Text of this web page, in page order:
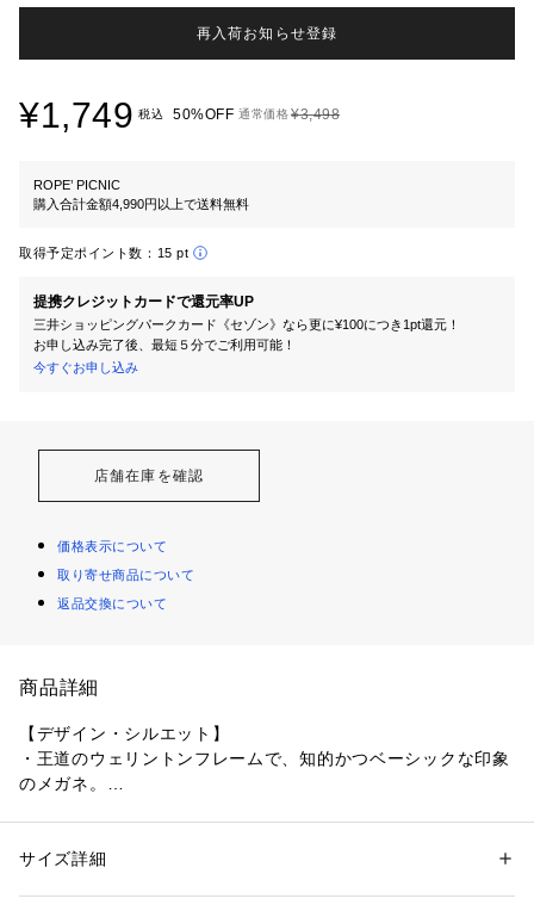
再入荷お知らせ登録
¥1,749 税込 50%OFF 通常価格¥3,498
ROPE’ PICNIC
購入合計金額4,990円以上で送料無料
取得予定ポイント数： 15 pt
提携クレジットカードで還元率UP
三井ショッピングパークカード《セゾン》なら更に¥100につき1pt還元！
お申し込み完了後、最短５分でご利用可能！
今すぐお申し込み
店舗在庫を確認
価格表示について
取り寄せ商品について
返品交換について
商品詳細
【デザイン・シルエット】
・王道のウェリントンフレームで、知的かつベーシックな印象
のメガネ。
・紫外線に反応してレンズカラーが変化する調光レンズ仕様
性別：レディース
素材：（レンズの材質） プラスチック （レンズ枠の材質） プラスチック
サイズ詳細